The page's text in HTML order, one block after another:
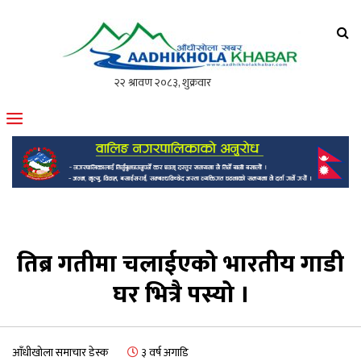
मोफसलकै लोकप्रिय अनलाइन पत्रिका
तिब्र गतीमा चलाईएको भारतीय गाडी
घर भित्रै पस्यो ।
आँधीखोला समाचार डेस्क ३ वर्ष अगाडि